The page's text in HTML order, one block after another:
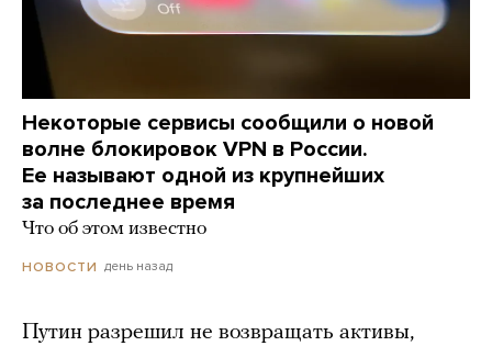
Некоторые сервисы сообщили о новой
волне блокировок VPN в России.
Ее называют одной из крупнейших
за последнее время
Что об этом известно
НОВОСТИ день назад
Путин разрешил не возвращать активы,